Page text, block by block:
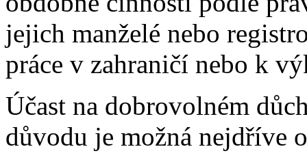
jejich manželé nebo
práce v zahraničí nebo k
Účast na dobrovolném
důvodu je možná nejdříve